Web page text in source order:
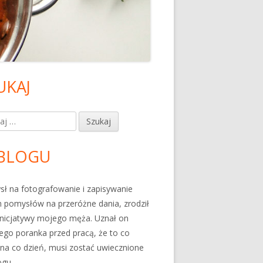
na fotografowanie i zapisywanie
pomysłów na przeróżne dania, zrodził
mojego męża. Uznał on
poranka przed pracą, że to co
co dzień, musi zostać uwiecznione